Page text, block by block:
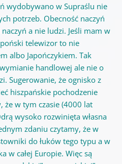
wydobywano w Supraślu nie
potrzeb. Obecność naczyń
a nie ludzi. Jeśli mam w
telewizor to nie
albo Japończykiem. Tak
handlowej ale nie o
Sugerowanie, że ognisko z
hiszpańskie pochodzenie
że w tym czasie (4000 lat
wysoko rozwinięta własna
zdaniu czytamy, że w
do łuków tego typu a w
w całej Europie. Więc są